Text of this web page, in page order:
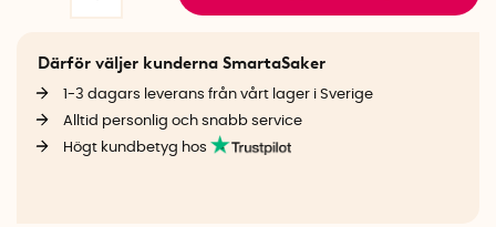
Därför väljer kunderna SmartaSaker
1-3 dagars leverans från vårt lager i Sverige
Alltid personlig och snabb service
Högt kundbetyg hos